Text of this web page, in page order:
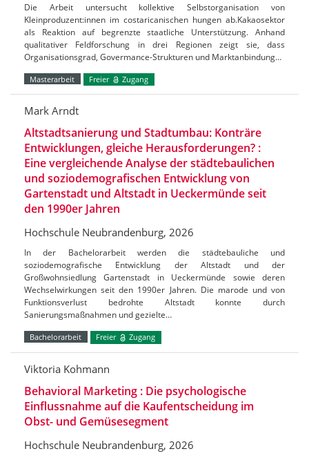
Die Arbeit untersucht kollektive Selbstorganisation von
Kleinproduzent:innen im costaricanischen hungen ab.Kakaosektor
als Reaktion auf begrenzte staatliche Unterstützung. Anhand
qualitativer Feldforschung in drei Regionen zeigt sie, dass
Organisationsgrad, Govermance-Strukturen und Marktanbindung…
Masterarbeit Freier Zugang
Mark Arndt
Altstadtsanierung und Stadtumbau: Konträre
Entwicklungen, gleiche Herausforderungen? :
Eine vergleichende Analyse der städtebaulichen
und soziodemografischen Entwicklung von
Gartenstadt und Altstadt in Ueckermünde seit
den 1990er Jahren
Hochschule Neubrandenburg, 2026
In der Bachelorarbeit werden die städtebauliche und
soziodemografische Entwicklung der Altstadt und der
Großwohnsiedlung Gartenstadt in Ueckermünde sowie deren
Wechselwirkungen seit den 1990er Jahren. Die marode und von
Funktionsverlust bedrohte Altstadt konnte durch
Sanierungsmaßnahmen und gezielte…
Bachelorarbeit Freier Zugang
Viktoria Kohmann
Behavioral Marketing : Die psychologische
Einflussnahme auf die Kaufentscheidung im
Obst- und Gemüsesegment
Hochschule Neubrandenburg, 2026